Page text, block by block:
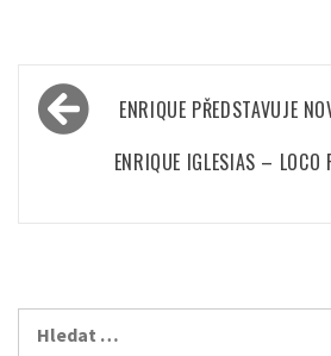
Navigace
pro
příspěvek
ENRIQUE PŘEDSTAVUJE
ENRIQUE IGLESIAS – LOCO